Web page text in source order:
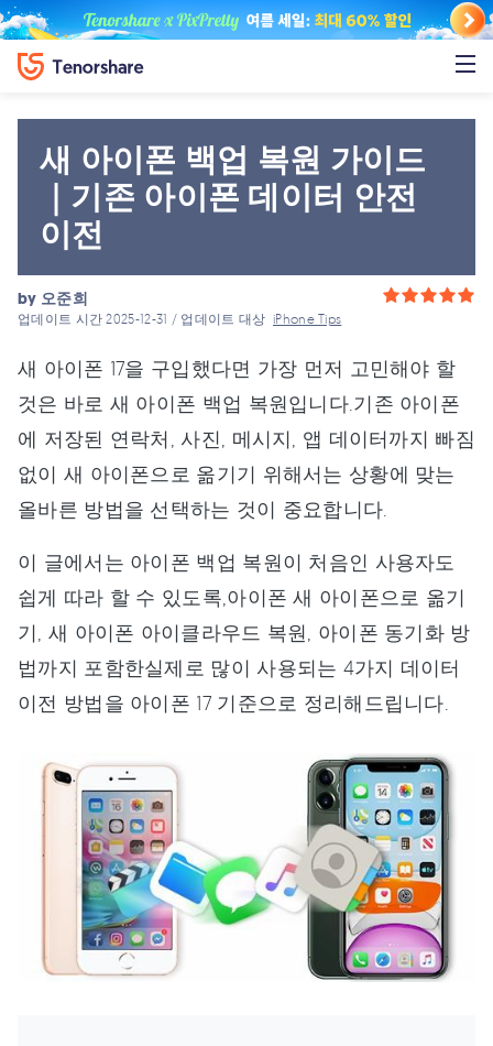
새 아이폰 백업 복원 가이드
｜기존 아이폰 데이터 안전
이전
by 오준희
업데이트 시간 2025-12-31 / 업데이트 대상 iPhone Tips
새 아이폰 17을 구입했다면 가장 먼저 고민해야 할
것은 바로 새 아이폰 백업 복원입니다.기존 아이폰
에 저장된 연락처, 사진, 메시지, 앱 데이터까지 빠짐
없이 새 아이폰으로 옮기기 위해서는 상황에 맞는
올바른 방법을 선택하는 것이 중요합니다.
이 글에서는 아이폰 백업 복원이 처음인 사용자도
쉽게 따라 할 수 있도록,아이폰 새 아이폰으로 옮기
기, 새 아이폰 아이클라우드 복원, 아이폰 동기화 방
법까지 포함한실제로 많이 사용되는 4가지 데이터
이전 방법을 아이폰 17 기준으로 정리해드립니다.